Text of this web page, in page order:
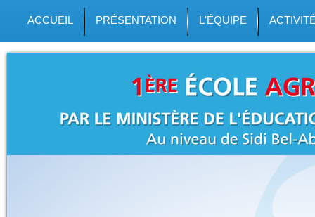
ACCUEIL PRÉSENTATION L'ÉQUIPE